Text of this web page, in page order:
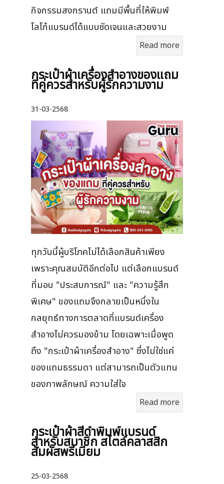
กิจกรรมสงกรานต์ แถมมีพื้นที่ให้พิมพ์
โลโก้แบรนด์ได้แบบชัดเจนและสวยงาม
Read more
กระเป๋าผ้าเครื่องสําอางของแถม
ที่คู่ควรสำหรับผู้รักความงาม
31-03-2568
ทุกวันนี้ผู้บริโภคไม่ได้เลือกสินค้าเพียง
เพราะคุณสมบัติอีกต่อไป แต่เลือกแบรนด์
ที่มอบ "ประสบการณ์" และ "ความรู้สึก
พิเศษ" ของแถมจึงกลายเป็นหนึ่งใน
กลยุทธ์ทางการตลาดที่แบรนด์เครื่อง
สำอางไม่ควรมองข้าม โดยเฉพาะเมื่อพูด
ถึง "กระเป๋าผ้าเครื่องสำอาง" ซึ่งไม่ใช่แค่
ของแถมธรรมดา แต่สามารถเป็นตัวแทน
ของภาพลักษณ์ ความใส่ใจ
Read more
กระเป๋าผ้าสีดำพิมพ์แบรนด์
สำหรับสมาชิก สไตล์คลาสสิก
สัมผัสพรีเมียม
25-03-2568